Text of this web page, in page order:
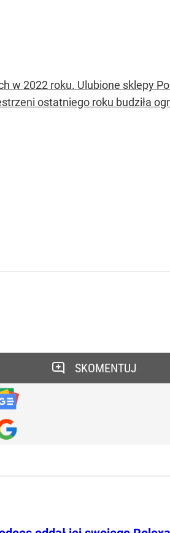
w 2022 roku. Ulubione sklepy
ostatniego roku budziła
SKOMENTUJ